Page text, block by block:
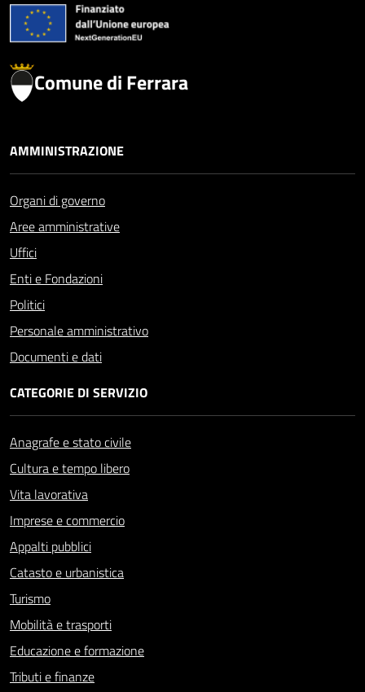
Comune di Ferrara
AMMINISTRAZIONE
Organi di governo
Aree amministrative
Uffici
Enti e Fondazioni
Politici
Personale amministrativo
Documenti e dati
CATEGORIE DI SERVIZIO
Anagrafe e stato civile
Cultura e tempo libero
Vita lavorativa
Imprese e commercio
Appalti pubblici
Catasto e urbanistica
Turismo
Mobilità e trasporti
Educazione e formazione
Tributi e finanze